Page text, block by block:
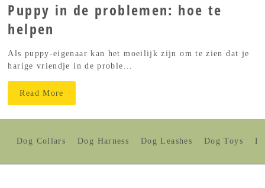
Puppy in de problemen: hoe te
helpen
Als puppy-eigenaar kan het moeilijk zijn om te zien dat je
harige vriendje in de proble...
Read More
Dog Collars Dog Harness Dog Leashes Dog Toys